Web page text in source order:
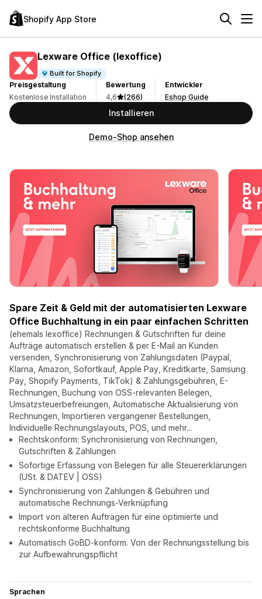
Shopify App Store
Lexware Office (lexoffice)
Built for Shopify
Preisgestaltung
Kostenlose Installation
Bewertung
4,6
(266)
Entwickler
Eshop Guide
Installieren
Demo-Shop ansehen
Spare Zeit & Geld mit der automatisierten Lexware
Office Buchhaltung in ein paar einfachen Schritten
(ehemals lexoffice) Rechnungen & Gutschriften für deine
Aufträge automatisch erstellen & per E-Mail an Kunden
versenden, Synchronisierung von Zahlungsdaten (Paypal,
Klarna, Amazon, Sofortkauf, Apple Pay, Kreditkarte, Samsung
Pay, Shopify Payments, TikTok) & Zahlungsgebühren, E-
Rechnungen, Buchung von OSS-relevanten Belegen,
Umsatzsteuerbefreiungen, Automatische Aktualisierung von
Rechnungen, Importieren vergangener Bestellungen,
Individuelle Rechnungslayouts, POS, und mehr...
Rechtskonform: Synchronisierung von Rechnungen,
Gutschriften & Zahlungen
Sofortige Erfassung von Belegen für alle Steuererklärungen
(USt. & DATEV | OSS)
Synchronisierung von Zahlungen & Gebühren und
automatische Rechnungs-Verknüpfung
Import von älteren Aufträgen für eine optimierte und
rechtskonforme Buchhaltung
Automatisch GoBD-konform. Von der Rechnungsstellung bis
zur Aufbewahrungspflicht
Sprachen